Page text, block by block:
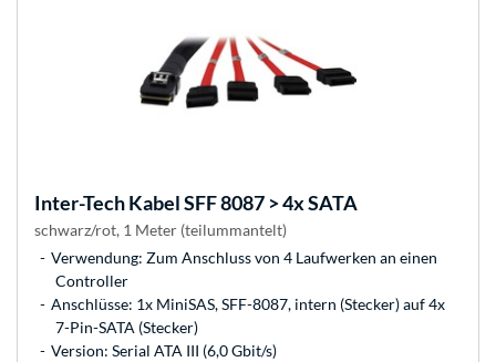
Inter-TechKabel SFF 8087 > 4x SATA
schwarz/rot, 1 Meter (teilummantelt)
Verwendung: Zum Anschluss von 4 Laufwerken an einen
Controller
Anschlüsse: 1x MiniSAS, SFF-8087, intern (Stecker) auf 4x
7-Pin-SATA (Stecker)
Version: Serial ATA III (6,0 Gbit/s)